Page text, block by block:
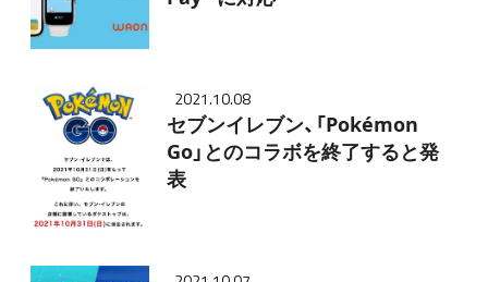
2021.10.08
セブンイレブン、「Pokémon
Go」とのコラボを終了すると発
表